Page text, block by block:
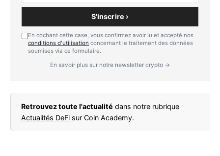
S'inscrire ›
En cochant cette case, vous confirmez avoir lu et accepté nos
conditions d'utilisation concernant le traitement des données
soumises via ce formulaire.
En savoir plus sur notre newsletter crypto →
Retrouvez toute l'actualité dans notre rubrique
Actualités DeFi sur Coin Academy.